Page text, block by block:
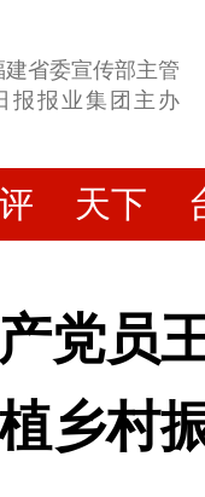
建省委宣传部主管
报报业集团主办
天下
党员
乡村